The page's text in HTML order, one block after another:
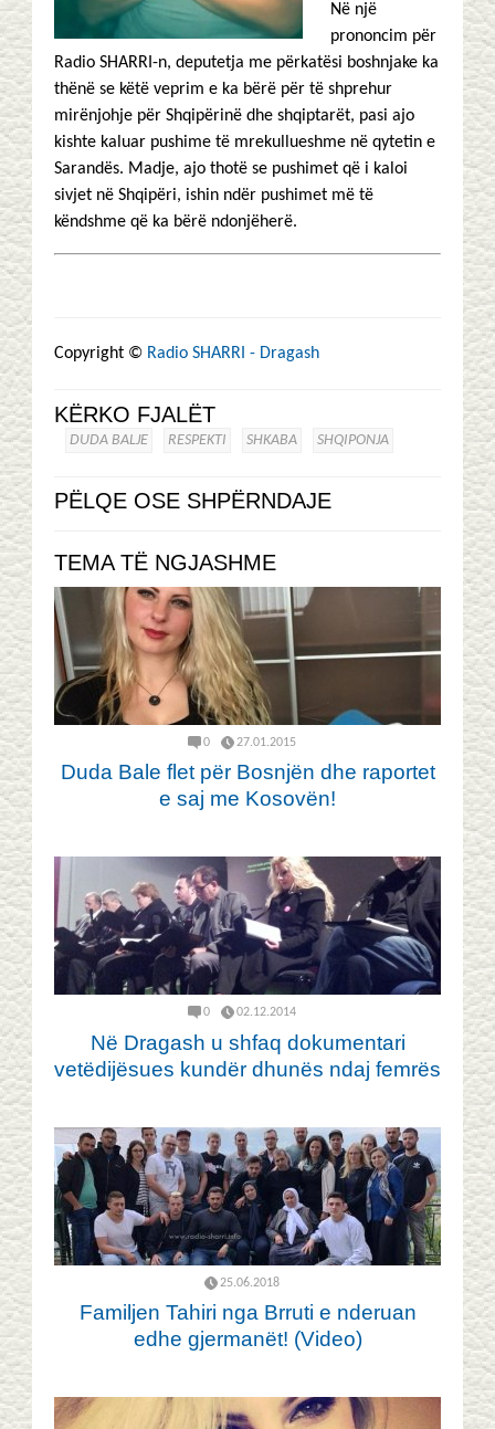
Në një
prononcim për
Radio SHARRI-n, deputetja me përkatësi boshnjake ka
thënë se këtë veprim e ka bërë për të shprehur
mirënjohje për Shqipërinë dhe shqiptarët, pasi ajo
kishte kaluar pushime të mrekullueshme në qytetin e
Sarandës. Madje, ajo thotë se pushimet që i kaloi
sivjet në Shqipëri, ishin ndër pushimet më të
këndshme që ka bërë ndonjëherë.
Copyright © Radio SHARRI - Dragash
KËRKO FJALËT
DUDA BALJE RESPEKTI SHKABA SHQIPONJA
PËLQE OSE SHPËRNDAJE
TEMA TË NGJASHME
0 27.01.2015
Duda Bale flet për Bosnjën dhe raportet
e saj me Kosovën!
0 02.12.2014
Në Dragash u shfaq dokumentari
vetëdijësues kundër dhunës ndaj femrës
25.06.2018
Familjen Tahiri nga Brruti e nderuan
edhe gjermanët! (Video)